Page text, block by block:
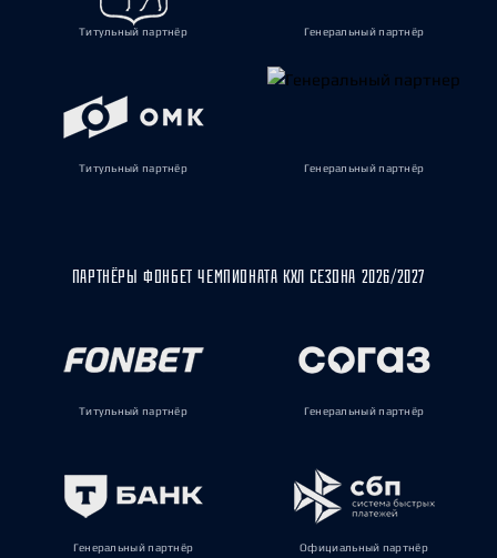
Титульный партнёр Генеральный партнёр
Титульный партнёр Генеральный партнёр
ПАРТНЁРЫ ФОНБЕТ ЧЕМПИОНАТА КХЛ СЕЗОНА 2026/2027
Титульный партнёр Генеральный партнёр
Генеральный партнёр Официальный партнёр